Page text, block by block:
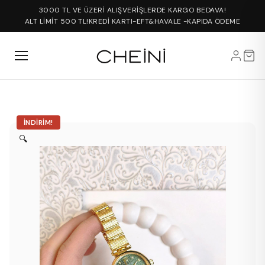
3000 TL VE ÜZERİ ALIŞVERİŞLERDE KARGO BEDAVA!
ALT LİMİT 500 TL!KREDİ KARTI-EFT&HAVALE -KAPIDA ÖDEME
İNDIRIM!
🔍